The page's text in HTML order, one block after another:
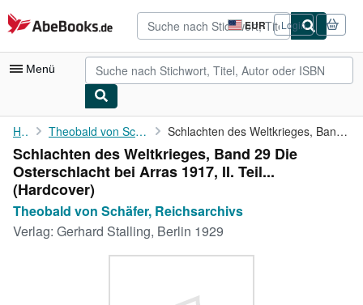
Zum Hauptinhalt
AbeBooks.de EUR
Seite
der
Einkaufseinstellungen.
Login
Menü
Nutzerkonto
Meine Bestellungen
Detailsuche
Sammlungen
Antiquarische Bücher
Home Theobald von Schäfer, Reichsarchivs Schlachten des Weltkrieges, Band 29 Die Osterschlacht bei Arras ...
Schlachten des Weltkrieges, Band 29 Die
Osterschlacht bei Arras 1917, II. Teil...
(Hardcover)
Theobald von Schäfer, Reichsarchivs
Verlag: Gerhard Stalling, Berlin 1929